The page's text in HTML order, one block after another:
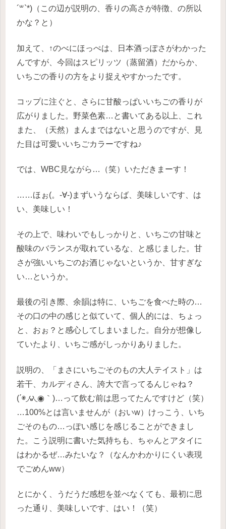
´꒳`*)（この辺が説明の、香りの高さが特徴、の所以
かな？と）
加えて、↑のべにほっぺは、日本酒っぽさがわかった
んですが、今回はスピリッツ（蒸留酒）だからか、
いちごの香りの方をより捉えやすかったです。
コップに注ぐと、さらに甘酸っぱいいちごの香りが
広がりました。野菜色素…と書いてある以上、これ
また、（天然）まんまではないと思うのですが、見
た目は可愛いいちごカラーですね♪
では、WBC見ながら…（笑）いただきまーす！
……ほぉ(。-∀-)まずいうならば、美味しいです、は
い、美味しい！
その上で、味わいでもしっかりと、いちごの甘味と
酸味のバランスが取れているな、と感じました。甘
さが強いいちごのお酒じゃないというか、甘すぎな
い…というか。
最後の引き際、余韻は特に、いちごを食べた時の…
その口の中の感じと似ていて、個人的には、ちょっ
と、おぉ？と感心してしまいました。自分が想像し
ていたより、いちご感がしっかりありました。
説明の、「まさにいちごそのもの大人テイスト」は
若干、カルディさん、誇大で言ってるんじゃね？
(΄◉◞౪◟◉｀)…って飲む前は思ってたんですけど（笑）
…100%とは言いませんが（おいw）けっこう、いち
ごそのもの…っぽい感じを感じることができまし
た。こう説明に書いた気持ちも、ちゃんとアタイに
はわかるぜ…みたいな？（なんかわかりにくい表現
でごめんww）
とにかく、うだうだ感想を並べなくても、最初に思
った通り、美味しいです、はい！（笑）